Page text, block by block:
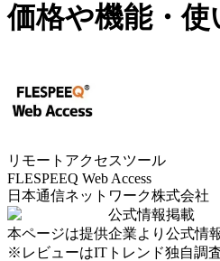
価格や機能・使
リモートアクセスツール
FLESPEEQ Web Access
日本通信ネットワーク株式会社
公式情報掲載
本ページは提供企業より公式情
※レビューはITトレンド独自調